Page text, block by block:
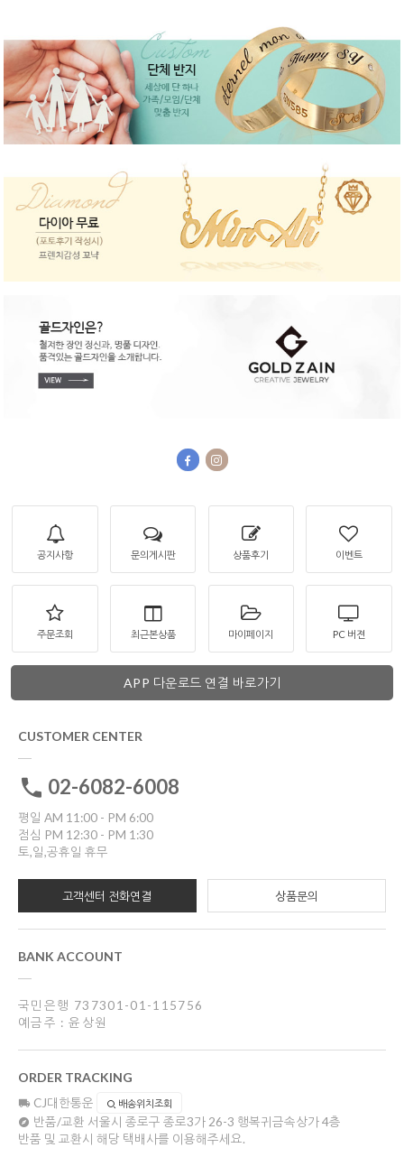
공지사항 문의게시판 상품후기 이벤트
주문조회 최근본상품 마이페이지 PC 버젼
APP 다운로드 연결 바로가기
CUSTOMER CENTER
02-6082-6008
평일 AM 11:00 - PM 6:00
점심 PM 12:30 - PM 1:30
토,일,공휴일 휴무
고객센터 전화연결 상품문의
BANK ACCOUNT
국민은행 737301-01-115756
예금주 : 윤상원
ORDER TRACKING
CJ대한통운 배송위치조회
반품/교환 서울시 종로구 종로3가 26-3 행복귀금속상가 4층
반품 및 교환시 해당 택배사를 이용해주세요.